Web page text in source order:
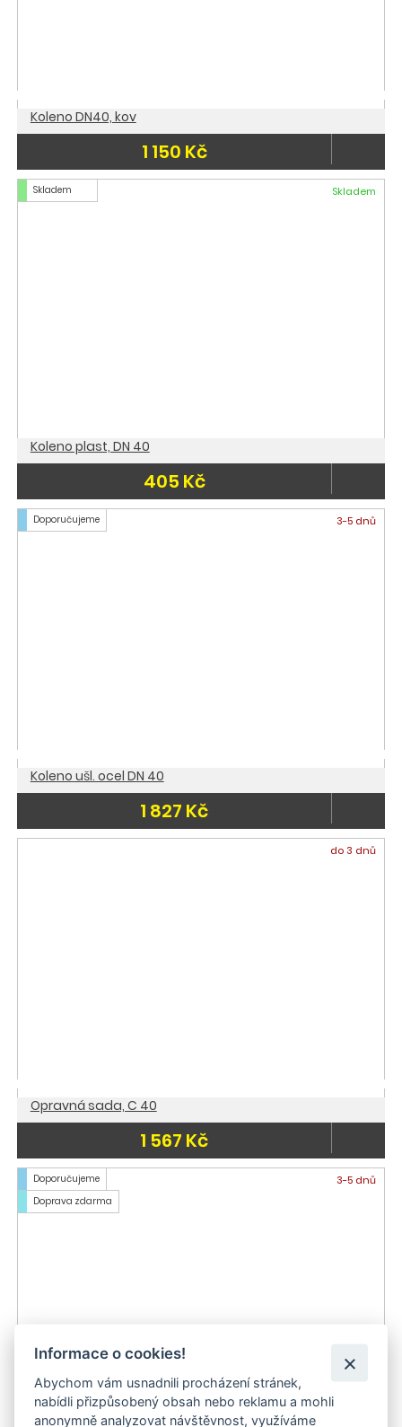
Koleno DN40, kov
1 150 Kč
Skladem Skladem
Koleno plast, DN 40
405 Kč
Doporučujeme 3-5 dnů
Koleno ušl. ocel DN 40
1 827 Kč
do 3 dnů
Opravná sada, C 40
1 567 Kč
Doporučujeme
Doprava zdarma
3-5 dnů
Informace o cookies!
Abychom vám usnadnili procházení stránek,
nabídli přizpůsobený obsah nebo reklamu a mohli
anonymně analyzovat návštěvnost, využíváme